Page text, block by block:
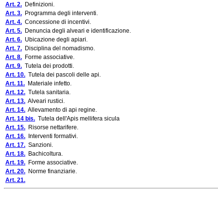
Art. 2. Definizioni.
Art. 3. Programma degli interventi.
Art. 4. Concessione di incentivi.
Art. 5. Denuncia degli alveari e identificazione.
Art. 6. Ubicazione degli apiari.
Art. 7. Disciplina del nomadismo.
Art. 8. Forme associative.
Art. 9. Tutela dei prodotti.
Art. 10. Tutela dei pascoli delle api.
Art. 11. Materiale infetto.
Art. 12. Tutela sanitaria.
Art. 13. Alveari rustici.
Art. 14. Allevamento di api regine.
Art. 14 bis. Tutela dell'Apis mellifera sicula
Art. 15. Risorse nettarifere.
Art. 16. Interventi formativi.
Art. 17. Sanzioni.
Art. 18. Bachicoltura.
Art. 19. Forme associative.
Art. 20. Norme finanziarie.
Art. 21.